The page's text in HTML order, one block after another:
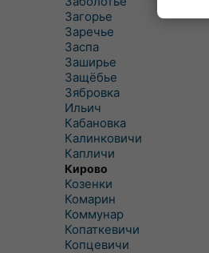
Загорье
Заречье
Заспа
Заширье
Защёбье
Зябровка
Ильич
Кабановка
Калинковичи
Капличи
Кирово
Козенки
Комарин
Коммунар
Копаткевичи
Копцевичи